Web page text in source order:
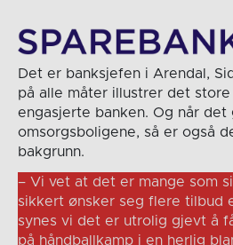
Det er banksjefen i Arendal,
på alle måter illustrer det
engasjerte banken. Og når det
omsorgsboligene, så er også
bakgrunn.
– Vi vet at det er mange som
sikkert ønsker seg flere tilbud
synes vi det er utrolig gjevt å
på håndballkamp i en herlig